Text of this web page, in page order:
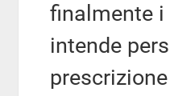
finalmente
intende